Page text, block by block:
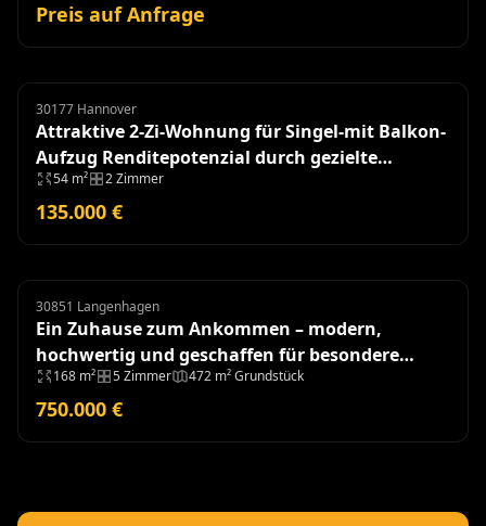
Preis auf Anfrage
Eigentumswohnung
30177 Hannover
Attraktive 2-Zi-Wohnung für Singel-mit Balkon-
Aufzug Renditepotenzial durch gezielte
Modernisierung
54 m² 2 Zimmer
135.000 €
Doppelhaushälfte
30851 Langenhagen
Ein Zuhause zum Ankommen – modern,
hochwertig und geschaffen für besondere
Momente - Baujahr 2018
168 m² 5 Zimmer 472 m² Grundstück
750.000 €